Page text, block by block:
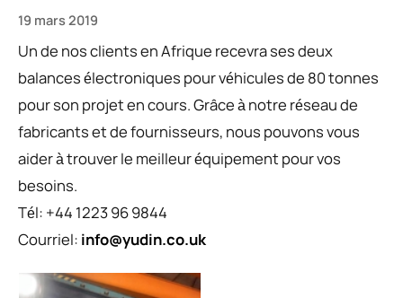
19 mars 2019
Un de nos clients en Afrique recevra ses deux
balances électroniques pour véhicules de 80 tonnes
pour son projet en cours. Grâce à notre réseau de
fabricants et de fournisseurs, nous pouvons vous
aider à trouver le meilleur équipement pour vos
besoins.
Tél: +44 1223 96 9844
Courriel: info@yudin.co.uk